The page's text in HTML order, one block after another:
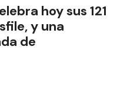
hoy sus 121
y una
de